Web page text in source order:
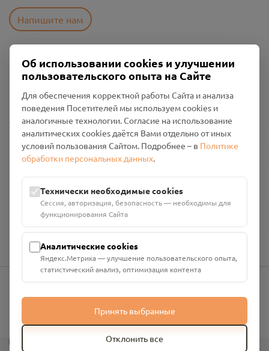
Напишите нам
Пользовательское соглашение
Политика конфиденциальности
Промо-материалы
Настройки cookies
Общество с ограниченной ответственностью «Смоленский
Проект Помним»
Юридический адрес: 216790, Смоленская область, р-н
Руднянский, г. Рудня, улица Западная, д. 26А, пом. 18
Номер счёта: 40702810901130004287 в АО "АЛЬФА-БАНК"
Кор. счёт: 30101810200000000593
info@pomnim.online
Об использовании cookies и улучшении
пользовательского опыта на Сайте
Для обеспечения корректной работы Сайта и анализа
поведения Посетителей мы используем cookies и
аналогичные технологии. Согласие на использование
аналитических cookies даётся Вами отдельно от иных
условий пользования Сайтом. Подробнее – в Политике
обработки персональных данных.
Технически необходимые cookies
Сессия, авторизация, безопасность — необходимы для
функционирования Сайта
Аналитические cookies
Яндекс.Метрика — улучшение пользовательского опыта,
статистический анализ, оптимизация контента
Принять выбранные
Отклонить все